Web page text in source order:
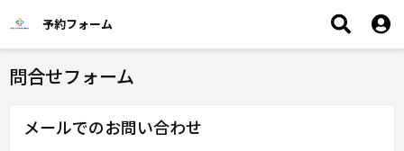
予約フォーム
問合せフォーム
メールでのお問い合わせ